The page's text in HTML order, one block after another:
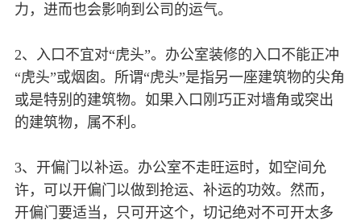
力，进而也会影响到公司的运气。
2、入口不宜对“虎头”。办公室装修的入口不能正冲
“虎头”或烟囱。所谓“虎头”是指另一座建筑物的尖角
或是特别的建筑物。如果入口刚巧正对墙角或突出
的建筑物，属不利。
3、开偏门以补运。办公室不走旺运时，如空间允
许，可以开偏门以做到抢运、补运的功效。然而，
开偏门要适当，只可开这个，切记绝对不可开太多